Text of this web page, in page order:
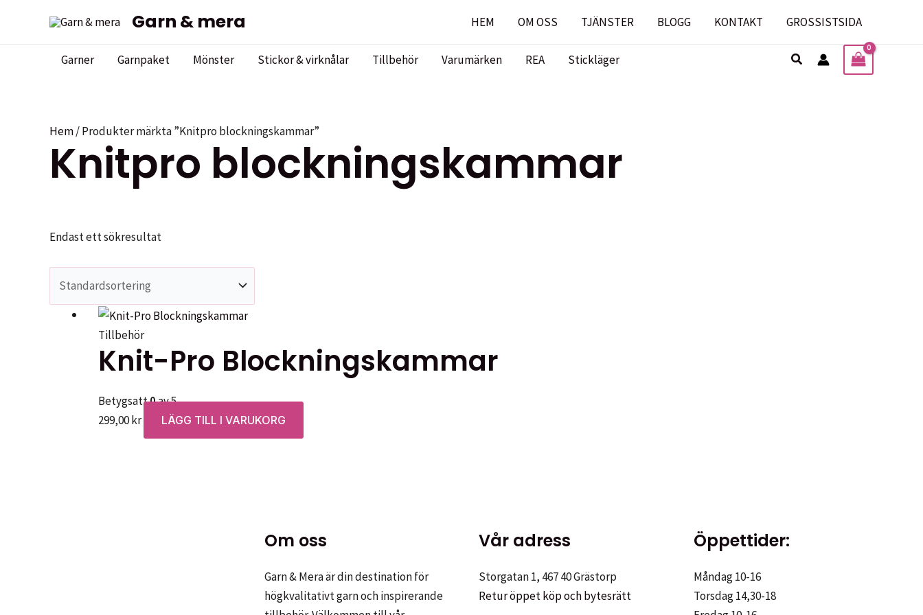
Garn & mera HEM OM OSS TJÄNSTER BLOGG KONTAKT GROSSISTSIDA
Garner Garnpaket Mönster Stickor & virknålar Tillbehör Varumärken REA Stickläger Sök
Hem/ Produkter märkta ”Knitpro blockningskammar”
Knitpro blockningskammar
Endast ett sökresultat
Tillbehör
Knit-Pro Blockningskammar
Betygsatt0av 5
299,00kr LÄGG TILL I VARUKORG
Om oss
Garn & Mera är din destination för
högkvalitativt garn och inspirerande
Vår adress
Storgatan 1, 467 40 Grästorp
Retur öppet köp och bytesrätt
Öppettider:
Måndag 10-16
Torsdag 14,30-18